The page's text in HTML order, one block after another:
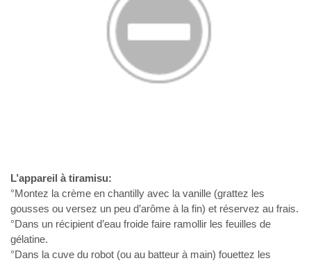
L’appareil à tiramisu:
°Montez la crème en chantilly avec la vanille (grattez les
gousses ou versez un peu d’arôme à la fin) et réservez au frais.
°Dans un récipient d’eau froide faire ramollir les feuilles de
gélatine.
°Dans la cuve du robot (ou au batteur à main) fouettez les